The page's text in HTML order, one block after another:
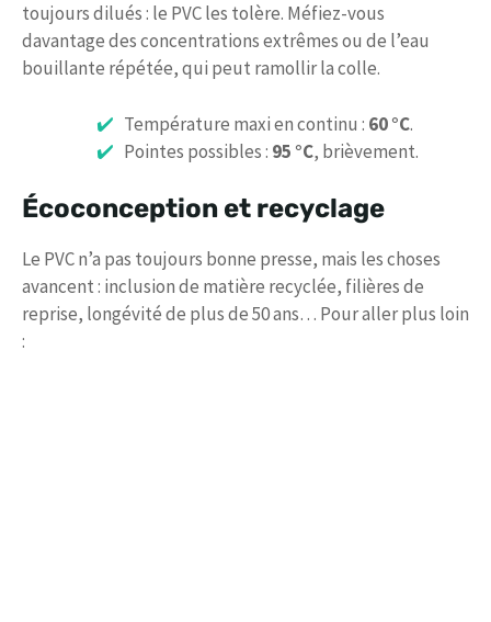
toujours dilués : le PVC les tolère. Méfiez-vous
davantage des concentrations extrêmes ou de l’eau
bouillante répétée, qui peut ramollir la colle.
Température maxi en continu : 60 °C.
Pointes possibles : 95 °C, brièvement.
Écoconception et recyclage
Le PVC n’a pas toujours bonne presse, mais les choses
avancent : inclusion de matière recyclée, filières de
reprise, longévité de plus de 50 ans… Pour aller plus loin
: